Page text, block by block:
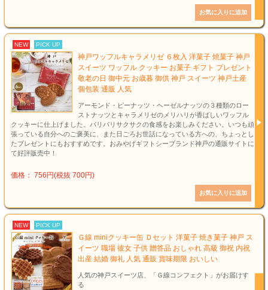
NEW PICK UP
神戸ワッフルキャラメリゼ ６枚入 洋菓子 焼菓子 神戸
スイーツ ワッフル クッキー お菓子 ギフト プレゼント
敬老の日 御中元 お歳暮 御供 神戸 スイーツ 神戸土産
個包装 通販 人気
アーモンド・ピーナッツ・ヘーゼルナッツの３種類のロー
ストナッツとキャラメリゼのメリハリが香ばしいワッフル
クッキーに仕上げました。パリパリサクサクの食感をお楽しみください。いつも頑
張っている自分へのご褒美に、また日ごろお世話になっている方への、ちょっとし
たプレゼントにもおすすめです。おみやげギフトシーブランド神戸の通販サイトに
て好評販売中！
価格： 756円(税抜 700円)
NEW PICK UP
Ｇ線 miniクッキー缶 Ｄセット 洋菓子 焼き菓子 神戸 ス
イーツ 職場 彼女 子供 贈答品 おしゃれ 高級 御祝 内祝
出産 結婚 御礼 人気 通販 賞味期限 おいしい
人気の神戸スイーツ店、「Ｇ線コンフェクト」がお届けす
る